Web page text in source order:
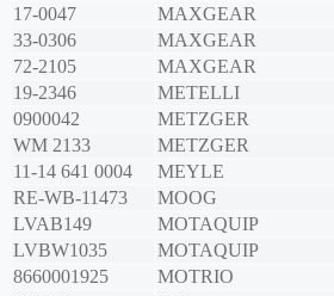
17-0047
MAXGEAR
33-0306
MAXGEAR
72-2105
MAXGEAR
19-2346
METELLI
0900042
METZGER
WM 2133
METZGER
11-14 641 0004
MEYLE
RE-WB-11473
MOOG
LVAB149
MOTAQUIP
LVBW1035
MOTAQUIP
8660001925
MOTRIO